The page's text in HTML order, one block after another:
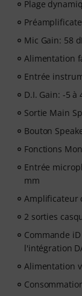
Plage
Mic Gain: 58
Alimentation
Entrée
D.I. Gain: -5 à
Sortie Main
Bouton
Fonctions
Entrée
mm
Amplificateur
2 sorties
Commande
l'intégration
Alimentation